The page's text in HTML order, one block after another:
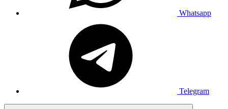
Whatsapp
Telegram